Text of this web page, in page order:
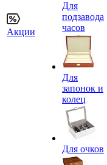
Акции
Для
подзавода
часов
Для
запонок и
колец
Для очков